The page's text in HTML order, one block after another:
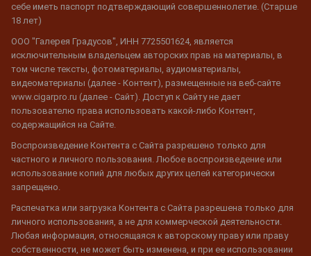
себе иметь паспорт подтверждающий совершеннолетие. (Старше
18 лет)
ООО "Галерея Градусов", ИНН 7725501624, является
исключительным владельцем авторских прав на материалы, в
том числе тексты, фотоматериалы, аудиоматериалы,
видеоматериалы (далее - Контент), размещенные на веб-сайте
www.cigarpro.ru (далее - Сайт). Доступ к Сайту не дает
пользователю права использовать какой-либо Контент,
содержащийся на Сайте.
Воспроизведение Контента с Сайта разрешено только для
частного и личного пользования. Любое воспроизведение или
использование копий для любых других целей категорически
запрещено.
Распечатка или загрузка Контента с Сайта разрешена только для
личного использования, а не для коммерческой деятельности.
Любая информация, относящаяся к авторскому праву или праву
собственности, не может быть изменена, и при ее использовании